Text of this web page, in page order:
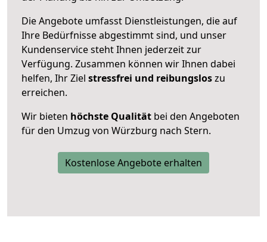
Die Angebote umfasst Dienstleistungen, die auf
Ihre Bedürfnisse abgestimmt sind, und unser
Kundenservice steht Ihnen jederzeit zur
Verfügung. Zusammen können wir Ihnen dabei
helfen, Ihr Ziel stressfrei und reibungsloszu
erreichen.
Wir bieten höchste Qualität bei den Angeboten
für den Umzug von Würzburg nach Stern.
Kostenlose Angebote erhalten